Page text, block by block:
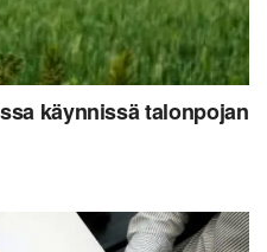
käynnissä talonpojan